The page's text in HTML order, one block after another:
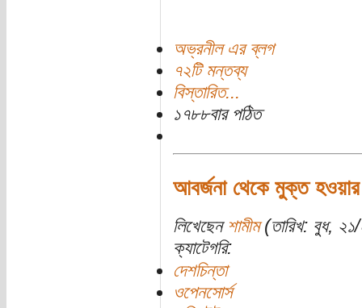
অভ্রনীল এর ব্লগ
৭২টি মন্তব্য
বিস্তারিত...
১৭৮৮বার পঠিত
আবর্জনা থেকে মুক্ত
লিখেছেন শামীম(তারিখ: বুধ,
ক্যাটেগরি:
দেশচিন্তা
ওপেনসোর্স